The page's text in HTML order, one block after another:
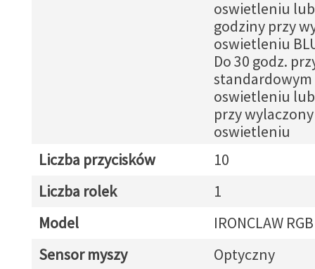
oswietleniu
godziny przy
oswietleniu
Do 30 godz.
standardowym
oswietleniu
przy
oswietleniu
Liczba przycisków
10
Liczba rolek
1
Model
IRONCLAW
Sensor myszy
Optyczny